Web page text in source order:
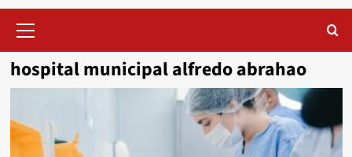
Menu
hospital municipal alfredo abrahao